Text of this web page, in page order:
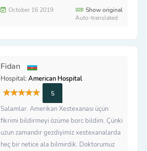
October 16 2019
Show original
Auto-translated
Fidan
Hospital:American Hospital
5
Salamlar. Amerikan Xestexanası üçün
fikrimi bildirmeyi özüme borc bildim. Çünki
uzun zamandır gezdiyimiz xestexanalarda
heç bir netice ala bilmirdik. Doktorumuz